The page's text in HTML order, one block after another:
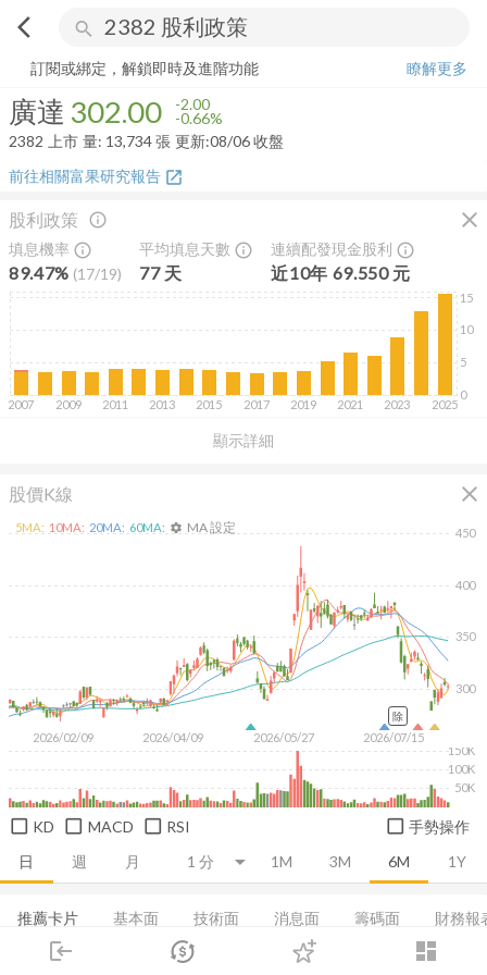
arrow_back_ios search
login dashboard
市場 登入
廣達 302.00 -0.66%
訂閱或綁定，解鎖即時及進階功能
瞭解更多
廣達 302.00 -2.00
-0.66%
2382
上市 量: 13,734張 更新:08/06 收盤
前往相關富果研究報告 open_in_new
股利政策 close
顯示詳細
info_outline
填息機率 info_outline
89.47% (17/19)
平均填息天數 info_outline
77天
連續配發現金股利 info_outline
近10年 69.550元
2007 2009 2011 2013 2015 2017 2019 2021 2023 2025
0
5
10
15
股價K線 close
日 週 月 1M 3M 6M 1Y
2026/02/09 2026/04/09 2026/05/27 2026/07/15
300
350
400
450
50K
100K
150K
5MA: 10MA: 20MA: 60MA: settings MA 設定
除
KD MACD RSI 手勢操作
推薦卡片 基本面 技術面 消息面 籌碼面 財務報
融資融券 董監持股 基本概況